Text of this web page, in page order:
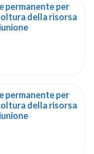
permanente per
della risorsa
permanente per
della risorsa